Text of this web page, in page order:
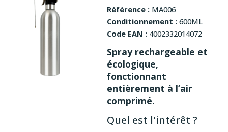
Référence :MA006
Conditionnement : 600ML
Code EAN : 4002332014072
Spray rechargeable et
écologique,
fonctionnant
entièrement à l’air
comprimé.
Quel est l'intérêt ?